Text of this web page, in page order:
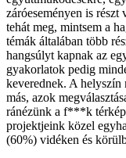
záróeseményen is részt
tehát meg, mintsem a
témák általában több
hangsúlyt kapnak az
gyakorlatok pedig
keverednek. A helyszín
más, azok
ránézünk a f***k
projektjeink közel
(60%) vidéken és